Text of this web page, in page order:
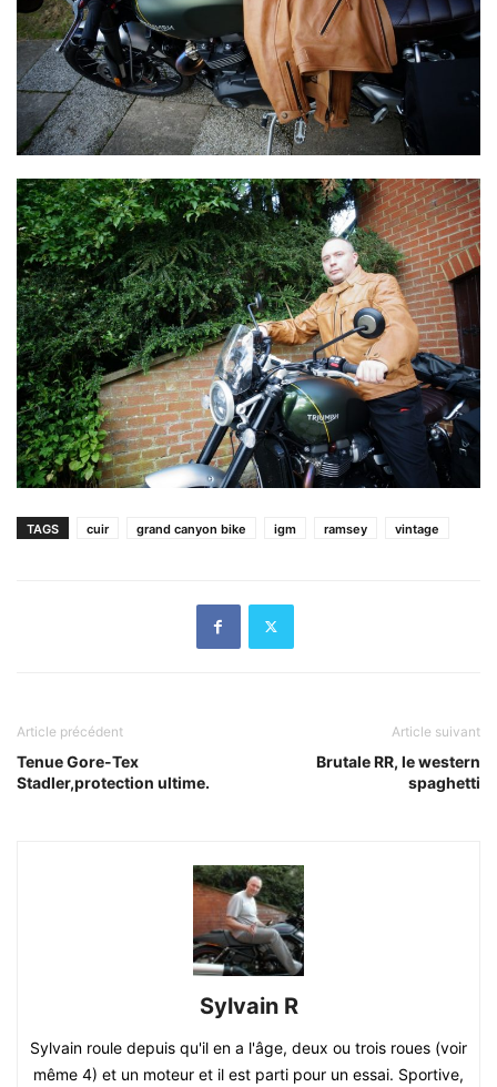
TAGS cuir grand canyon bike igm ramsey vintage
Article précédent
Tenue Gore-Tex
Stadler,protection ultime.
Article suivant
Brutale RR, le western
spaghetti
Sylvain R
Sylvain roule depuis qu'il en a l'âge, deux ou trois roues (voir
même 4) et un moteur et il est parti pour un essai. Sportive,